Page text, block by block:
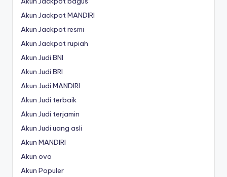
Akun Jackpot MANDIRI
Akun Jackpot resmi
Akun Jackpot rupiah
Akun Judi BNI
Akun Judi BRI
Akun Judi MANDIRI
Akun Judi terbaik
Akun Judi terjamin
Akun Judi uang asli
Akun MANDIRI
Akun ovo
Akun Populer